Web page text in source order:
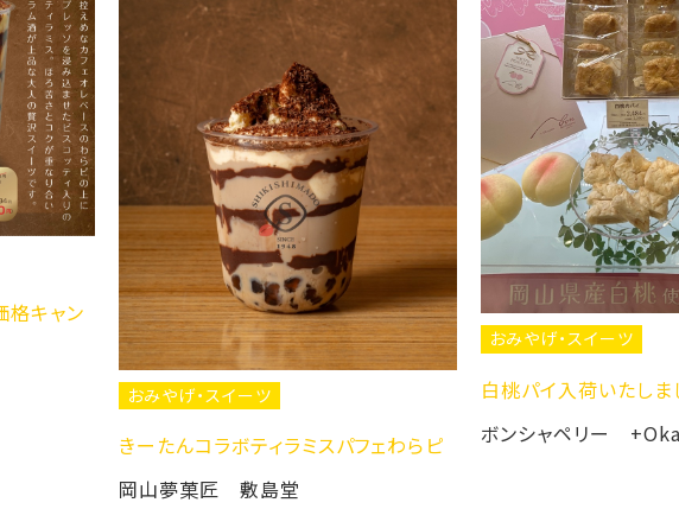
おみやげ・スイーツ
白桃パイ入荷いたしました‼️
ボンシャペリー +Okayama
おみやげ・スイーツ
ふきよせ 金魚
宗家 源 吉兆庵